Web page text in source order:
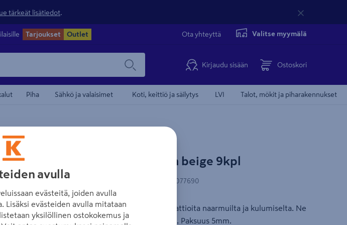
lue tärkeät lisätiedot
Tarjoukset Outlet Ota yhteyttä Valitse myymälä
Kirjaudu sisään Ostoskori
Piha Sähkö ja valaisimet Koti, keittiö ja säilytys LVI Talot, mökit ja piharakennukset
Huopatarra BIGDUO 28mm beige 9kpl
4007219077690
Suunniteltu suojaamaan herkkiä ja sileitä lattioita naarmuilta ja kulumiselta. Ne
sopivat erityisesti puukalusteiden jalkoihin. Paksuus 5mm.
avulla
evästeitä, joiden avulla
evästeiden avulla mitataan
yksilöllinen ostokokemus ja